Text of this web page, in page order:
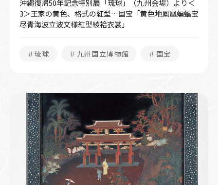
沖縄復帰50年記念特別展「琉球」（九州会場）より＜
3＞王家の黄色、格式の紅型…国宝「黄色地鳳凰蝙蝠宝
尽青海波立波文様紅型綾袷衣裳」
＃琉球 ＃九州国立博物館 ＃国宝